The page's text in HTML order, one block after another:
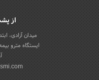
از
میدان آزادی،
ایستگاه مترو